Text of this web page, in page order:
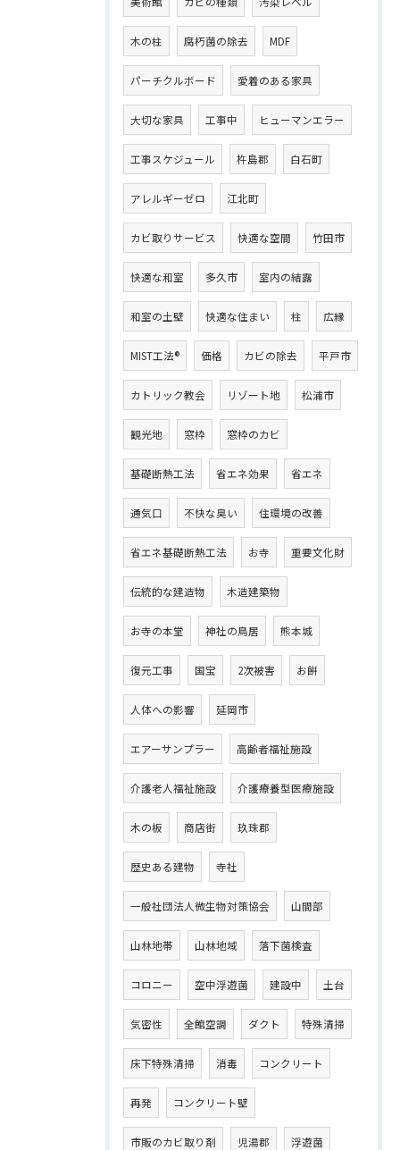
木の柱 腐朽菌の除去 MDF
パーチクルボード 愛着のある家具
大切な家具 工事中 ヒューマンエラー
工事スケジュール 杵島郡 白石町
アレルギーゼロ 江北町
カビ取りサービス 快適な空間 竹田市
快適な和室 多久市 室内の結露
和室の土壁 快適な住まい 柱 広縁
MIST工法® 価格 カビの除去 平戸市
カトリック教会 リゾート地 松浦市
観光地 窓枠 窓枠のカビ
基礎断熱工法 省エネ効果 省エネ
通気口 不快な臭い 住環境の改善
省エネ基礎断熱工法 お寺 重要文化財
伝統的な建造物 木造建築物
お寺の本堂 神社の鳥居 熊本城
復元工事 国宝 2次被害 お餅
人体への影響 延岡市
エアーサンプラー 高齢者福祉施設
介護老人福祉施設 介護療養型医療施設
木の板 商店街 玖珠郡
歴史ある建物 寺社
一般社団法人微生物対策協会 山間部
山林地帯 山林地域 落下菌検査
コロニー 空中浮遊菌 建設中 土台
気密性 全館空調 ダクト 特殊清掃
床下特殊清掃 消毒 コンクリート
再発 コンクリート壁
市販のカビ取り剤 児湯郡 浮遊菌